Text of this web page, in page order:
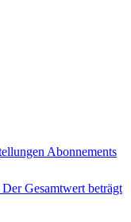
Abonnements
Gesamtwert beträgt